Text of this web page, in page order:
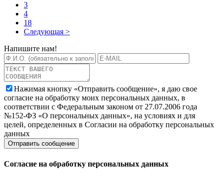
3
4
18
Следующая >
Напишите нам!
Нажимая кнопку «Отправить сообщение», я даю свое
согласие на обработку моих персональных данных, в
соответствии с Федеральным законом от 27.07.2006 года
№152-ФЗ «О персональных данных», на условиях и для
целей, определенных в Согласии на обработку персональных
данных
Согласие на обработку персональных данных